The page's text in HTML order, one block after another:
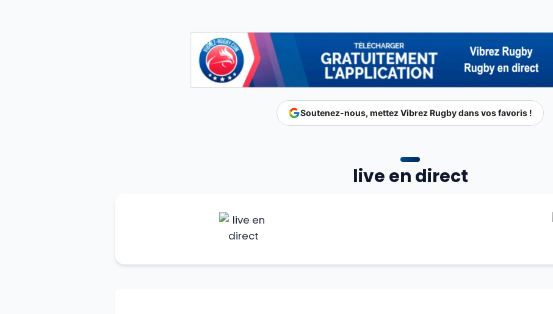
Soutenez-nous, mettez Vibrez Rugby dans vos favoris !
live en direct